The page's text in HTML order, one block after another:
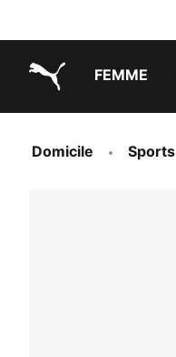
FEMME
Domicile Sports